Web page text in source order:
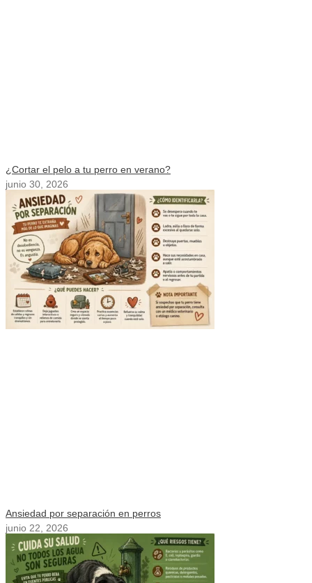
¿Cortar el pelo a tu perro en verano?
junio 30, 2026
Ansiedad por separación en perros
junio 22, 2026